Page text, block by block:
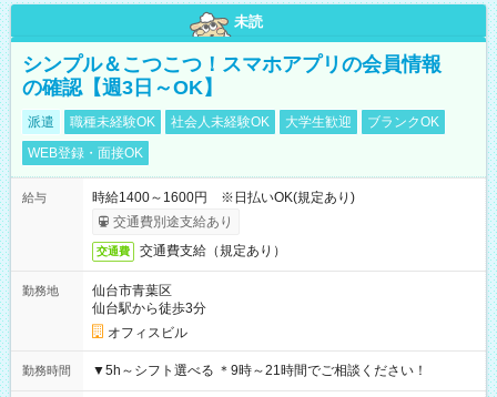
未読
シンプル＆こつこつ！スマホアプリの会員情報
の確認【週3日～OK】
派遣 職種未経験OK 社会人未経験OK 大学生歓迎
ブランクOK
WEB登録・面接OK
給与
時給1400～1600円 ※日払いOK(規定あり)
交通費別途支給あり
交通費 交通費支給（規定あり）
勤務地
仙台市青葉区
仙台駅から徒歩3分
オフィスビル
勤務時間 ▼5h～シフト選べる ＊9時～21時間でご相談ください！